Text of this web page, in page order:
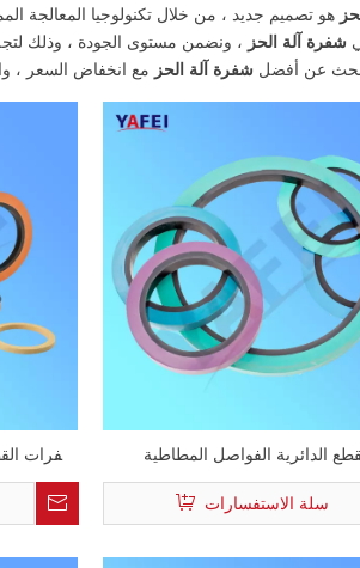
هو تصميم جديد ، من خلال تكنولوجيا المعالجة
شفرة آلة الحز ، ونضمن مستوى الجودة ، وذلك
عن أفضل شفرة آلة الحز
الدائرية الفواصل المطاطية
سلة الاستفسارات
شفرات
بالمطاط